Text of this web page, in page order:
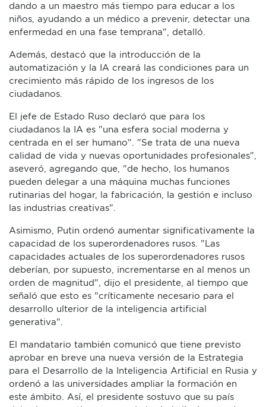
dando a un maestro más tiempo para educar a los
niños, ayudando a un médico a prevenir, detectar una
enfermedad en una fase temprana", detalló.
Además, destacó que la introducción de la
automatización y la IA creará las condiciones para un
crecimiento más rápido de los ingresos de los
ciudadanos.
El jefe de Estado Ruso declaró que para los
ciudadanos la IA es "una esfera social moderna y
centrada en el ser humano". "Se trata de una nueva
calidad de vida y nuevas oportunidades profesionales",
aseveró, agregando que, "de hecho, los humanos
pueden delegar a una máquina muchas funciones
rutinarias del hogar, la fabricación, la gestión e incluso
las industrias creativas".
Asimismo, Putin ordenó aumentar significativamente la
capacidad de los superordenadores rusos. "Las
capacidades actuales de los superordenadores rusos
deberían, por supuesto, incrementarse en al menos un
orden de magnitud", dijo el presidente, al tiempo que
señaló que esto es "críticamente necesario para el
desarrollo ulterior de la inteligencia artificial
generativa".
El mandatario también comunicó que tiene previsto
aprobar en breve una nueva versión de la Estrategia
para el Desarrollo de la Inteligencia Artificial en Rusia y
ordenó a las universidades ampliar la formación en
este ámbito. Así, el presidente sostuvo que su país